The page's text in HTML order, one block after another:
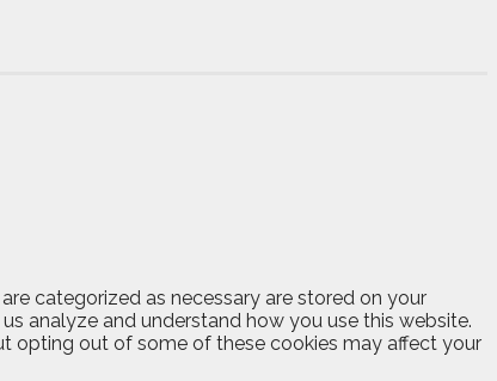
categorized as necessary are stored on your
analyze and understand how you use this website.
opting out of some of these cookies may affect your